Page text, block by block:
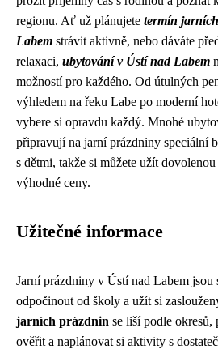
regionu. Ať už plánujete termín
Labem strávit aktivně, nebo dáváte
relaxaci, ubytování v Ústí nad Labem
možností pro každého. Od útulných
výhledem na řeku Labe po moderní
vybere si opravdu každý. Mnohé
připravují na jarní prázdniny speciální
s dětmi, takže si můžete užít dovolenou
výhodné ceny.
Užitečné informace
Jarní prázdniny v Ústí nad Labem
odpočinout od školy a užít si
jarních prázdnin se liší podle okresů,
ověřit a naplánovat si aktivity s